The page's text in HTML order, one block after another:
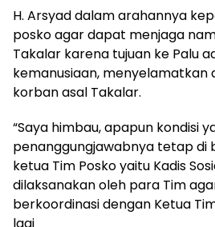
H. Arsyad dalam arahannya
posko agar dapat menjaga
Takalar karena tujuan ke Palu
kemanusiaan, menyelamatkan
korban asal Takalar.
“Saya himbau, apapun kondisi
penanggungjawabnya tetap di
ketua Tim Posko yaitu Kadis
dilaksanakan oleh para Tim
berkoordinasi dengan Ketua